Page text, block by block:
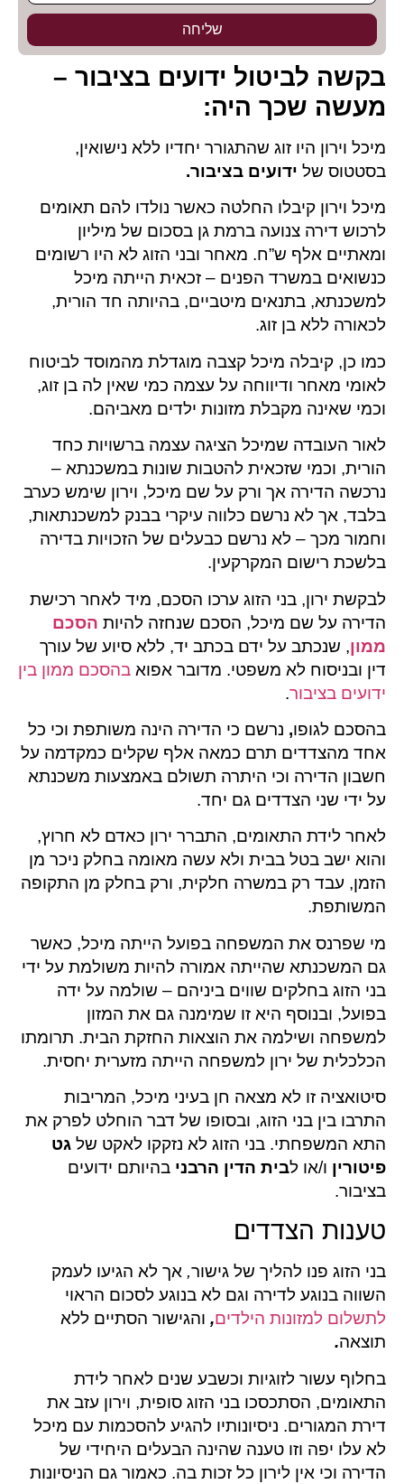
שליחה
בקשה לביטול ידועים בציבור –
מעשה שכך היה:
מיכל וירון היו זוג שהתגורר יחדיו ללא נישואין,
בסטטוס של ידועים בציבור.
מיכל וירון קיבלו החלטה כאשר נולדו להם תאומים
לרכוש דירה צנועה ברמת גן בסכום של מיליון
ומאתיים אלף ש”ח. מאחר ובני הזוג לא היו רשומים
כנשואים במשרד הפנים – זכאית הייתה מיכל
למשכנתא, בתנאים מיטביים, בהיותה חד הורית,
לכאורה ללא בן זוג.
כמו כן, קיבלה מיכל קצבה מוגדלת מהמוסד לביטוח
לאומי מאחר ודיווחה על עצמה כמי שאין לה בן זוג,
וכמי שאינה מקבלת מזונות ילדים מאביהם.
לאור העובדה שמיכל הציגה עצמה ברשויות כחד
הורית, וכמי שזכאית להטבות שונות במשכנתא –
נרכשה הדירה אך ורק על שם מיכל, וירון שימש כערב
בלבד, אך לא נרשם כלווה עיקרי בבנק למשכנתאות,
וחמור מכך – לא נרשם כבעלים של הזכויות בדירה
בלשכת רישום המקרקעין.
לבקשת ירון, בני הזוג ערכו הסכם, מיד לאחר רכישת
הדירה על שם מיכל, הסכם שנחזה להיות הסכם
ממון, שנכתב על ידם בכתב יד, ללא סיוע של עורך
דין ובניסוח לא משפטי. מדובר אפוא בהסכם ממון בין
ידועים בציבור.
בהסכם לגופו, נרשם כי הדירה הינה משותפת וכי כל
אחד מהצדדים תרם כמאה אלף שקלים כמקדמה על
חשבון הדירה וכי היתרה תשולם באמצעות משכנתא
על ידי שני הצדדים גם יחד.
לאחר לידת התאומים, התברר ירון כאדם לא חרוץ,
והוא ישב בטל בבית ולא עשה מאומה בחלק ניכר מן
הזמן, עבד רק במשרה חלקית, ורק בחלק מן התקופה
המשותפת.
מי שפרנס את המשפחה בפועל הייתה מיכל, כאשר
גם המשכנתא שהייתה אמורה להיות משולמת על ידי
בני הזוג בחלקים שווים ביניהם – שולמה על ידה
בפועל, ובנוסף היא זו שמימנה גם את המזון
למשפחה ושילמה את הוצאות החזקת הבית. תרומתו
הכלכלית של ירון למשפחה הייתה מזערית יחסית.
סיטואציה זו לא מצאה חן בעיני מיכל, המריבות
התרבו בין בני הזוג, ובסופו של דבר הוחלט לפרק את
התא המשפחתי. בני הזוג לא נזקקו לאקט של גט
פיטורין ו/או לבית הדין הרבני בהיותם ידועים
בציבור.
טענות הצדדים
בני הזוג פנו להליך של גישור, אך לא הגיעו לעמק
השווה בנוגע לדירה וגם לא בנוגע לסכום הראוי
לתשלום למזונות הילדים, והגישור הסתיים ללא
תוצאה.
בחלוף עשור לזוגיות וכשבע שנים לאחר לידת
התאומים, הסתכסכו בני הזוג סופית, וירון עזב את
דירת המגורים. ניסיונותיו להגיע להסכמות עם מיכל
לא עלו יפה וזו טענה שהינה הבעלים היחידי של
הדירה וכי אין לירון כל זכות בה. כאמור גם הניסיונות